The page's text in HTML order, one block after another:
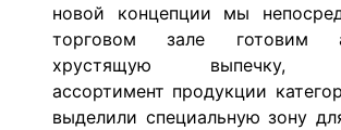
новой концепции мы
торговом зале готовим
хрустящую выпечку,
ассортимент продукции
выделили специальную зону